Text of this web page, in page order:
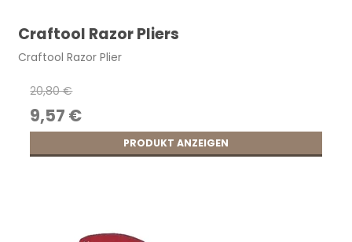
Craftool Razor Pliers
Craftool Razor Plier
20,80 €
9,57 €
PRODUKT ANZEIGEN